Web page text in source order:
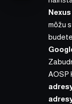
Nexus
môžu
AOSP